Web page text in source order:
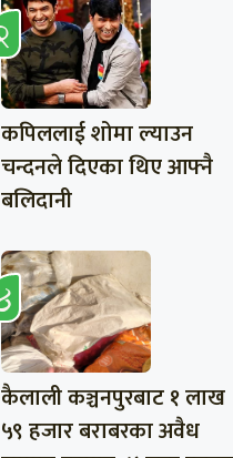
कपिललाई शोमा ल्याउन
चन्दनले दिएका थिए आफ्नै
बलिदानी
कैलाली कञ्चनपुरबाट १ लाख
५९ हजार बराबरका अवैध